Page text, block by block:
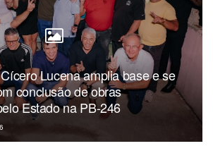
Lucena amplia base e se
conclusão de obras
Estado na PB-246